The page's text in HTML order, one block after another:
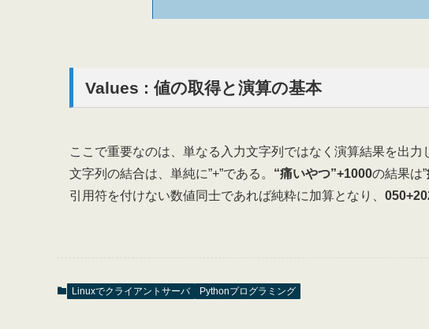
Values : 値の取得と演算の基本
ここで重要なのは、単なる入力文字列ではなく演算結果を出力
文字列の結合は、単純に”+”である。 “痛いやつ”+1000の結果は”
引用符を付けない数値同士であれば純粋に加算となり、
Linuxでクライアントサーバ Pythonプログラミング